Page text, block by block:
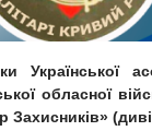
Української
обласної